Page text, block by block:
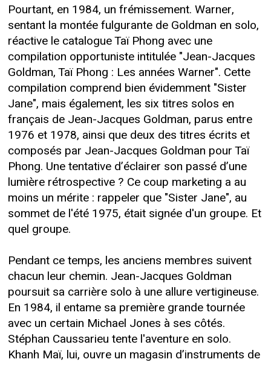
Pourtant, en 1984, un frémissement. Warner,
sentant la montée fulgurante de Goldman en solo,
réactive le catalogue Taï Phong avec une
compilation opportuniste intitulée "Jean-Jacques
Goldman, Taï Phong : Les années Warner". Cette
compilation comprend bien évidemment "Sister
Jane", mais également, les six titres solos en
français de Jean-Jacques Goldman, parus entre
1976 et 1978, ainsi que deux des titres écrits et
composés par Jean-Jacques Goldman pour Taï
Phong. Une tentative d’éclairer son passé d’une
lumière rétrospective ? Ce coup marketing a au
moins un mérite : rappeler que "Sister Jane", au
sommet de l'été 1975, était signée d'un groupe. Et
quel groupe.
Pendant ce temps, les anciens membres suivent
chacun leur chemin. Jean-Jacques Goldman
poursuit sa carrière solo à une allure vertigineuse.
En 1984, il entame sa première grande tournée
avec un certain Michael Jones à ses côtés.
Stéphan Caussarieu tente l'aventure en solo.
Khanh Maï, lui, ouvre un magasin d’instruments de